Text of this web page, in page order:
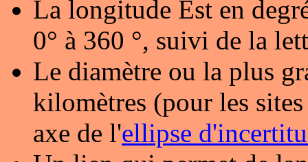
La longitude Est en
0° à 360 °, suivi de la
Le diamètre ou la plus
kilomètres (pour les
axe de l'ellipse